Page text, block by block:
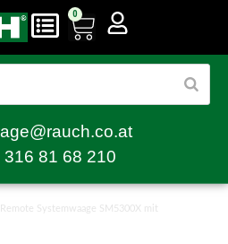
0
316 81 68 210
Systemwaage SM5300X mit